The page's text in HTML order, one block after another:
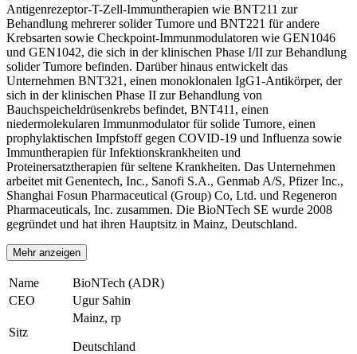
Antigenrezeptor-T-Zell-Immuntherapien wie BNT211 zur
Behandlung mehrerer solider Tumore und BNT221 für andere
Krebsarten sowie Checkpoint-Immunmodulatoren wie GEN1046
und GEN1042, die sich in der klinischen Phase I/II zur Behandlung
solider Tumore befinden. Darüber hinaus entwickelt das
Unternehmen BNT321, einen monoklonalen IgG1-Antikörper, der
sich in der klinischen Phase II zur Behandlung von
Bauchspeicheldrüsenkrebs befindet, BNT411, einen
niedermolekularen Immunmodulator für solide Tumore, einen
prophylaktischen Impfstoff gegen COVID-19 und Influenza sowie
Immuntherapien für Infektionskrankheiten und
Proteinersatztherapien für seltene Krankheiten. Das Unternehmen
arbeitet mit Genentech, Inc., Sanofi S.A., Genmab A/S, Pfizer Inc.,
Shanghai Fosun Pharmaceutical (Group) Co, Ltd. und Regeneron
Pharmaceuticals, Inc. zusammen. Die BioNTech SE wurde 2008
gegründet und hat ihren Hauptsitz in Mainz, Deutschland.
Mehr anzeigen
Name
BioNTech (ADR)
CEO
Ugur Sahin
Sitz
Mainz, rp
Deutschland